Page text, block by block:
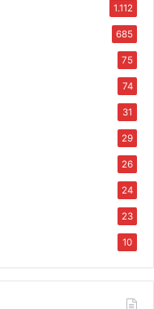
1.112
685
75
74
31
29
26
24
23
10